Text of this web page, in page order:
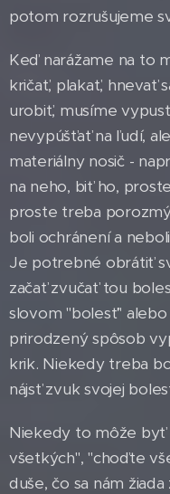
potom rozrušujeme
Keď narážame na to
kričať, plakať, hnevať
urobiť, musíme
nevypúšťať na ľudí,
materiálny nosič -
na neho, biť ho,
proste treba
boli ochránení a
Je potrebné obrátiť
začať zvučať tou
slovom "bolesť"
prirodzený spôsob
krik. Niekedy treba
nájsť zvuk svojej
Niekedy to môže byť
všetkých", "choďte
duše, čo sa nám žiada